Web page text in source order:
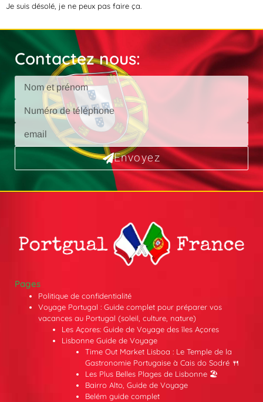
Je suis désolé, je ne peux pas faire ça.
Contactez nous:
Envoyez
Pages
Politique de confidentialité
Voyage Portugal : Guide complet pour préparer vos
vacances au Portugal (soleil, culture, nature)
Les Açores: Guide de Voyage des îles Açores
Lisbonne Guide de Voyage
Time Out Market Lisboa : Le Temple de la
Gastronomie Portugaise à Cais do Sodré 🍴
Les Plus Belles Plages de Lisbonne 🏖️
Bairro Alto, Guide de Voyage
Belém guide complet